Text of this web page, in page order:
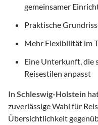
gemeinsamer
Praktische
Mehr Flexibilität im
Eine Unterkunft, die
Reisestilen anpasst
In Schleswig-Holstein
zuverlässige Wahl für
Übersichtlichkeit